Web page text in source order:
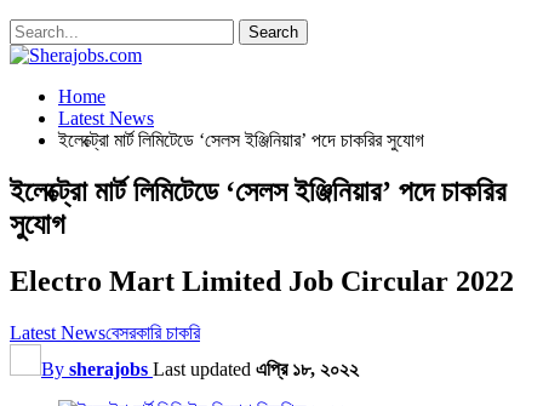
Home
Latest News
ইলেক্ট্রো মার্ট লিমিটেডে ‘সেলস ইঞ্জিনিয়ার’ পদে চাকরির সুযোগ
ইলেক্ট্রো মার্ট লিমিটেডে ‘সেলস ইঞ্জিনিয়ার’ পদে চাকরির
সুযোগ
Electro Mart Limited Job Circular 2022
Latest Newsবেসরকারি চাকরি
By sherajobs Last updated এপ্রি ১৮, ২০২২